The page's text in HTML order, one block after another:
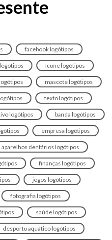
facebook logótipos
ícone logótipos
mascote logótipos
texto logótipos
logótipos banda logótipos
empresa logótipos
aparelhos dentários logótipos
finanças logótipos
jogos logótipos
fotografia logótipos
saúde logótipos
desporto aquático logótipos